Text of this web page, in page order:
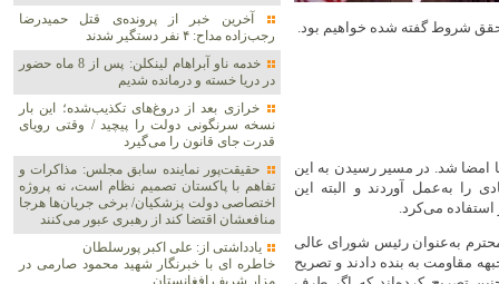
شروط گفته شده خواهیم بود.
امضا شد. در مسیر رسیدن به این
را به‌عمل آوردند و البته این
استفاده می‌کرد.
به‌عنوان رئیس شورای عالی
مقاومت به بنده دادند و تصریح
آخرین خبر از پرونده‌ی قتل حمیدرضا
رجب‌زاده مداح: ۴ نفر دستگیر شدند
خدمه ناو آبراهام لینکلن: پس از 8 ماه حضور
در دریا خسته و درمانده‌ شدیم
خرازی بعد از دروغ‌های تکذیب‌شده؛ این بار
نسخه سرنگونی دولت را پیچید / وقتی رویای
قدرت جای قانون را می‌گیرد
حقیقت‌پور نماینده سابق مجلس: مذاکرات و
تفاهم با پاکستان تصمیم نظام است، نه پروژه
اختصاصی دولت پزشکیان/ برخی جریان‌ها هرجا
منافعشان اقتضا کند از رهبری عبور می‌کنند
یادداشتی از: علی اکبر پورسلطان
خاطره ای با خبرنگار شهید محمود صارمی در
مزار شریف افغانستان